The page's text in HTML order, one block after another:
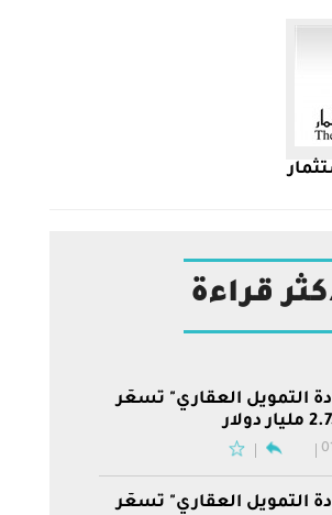
قراءة
التمويل العقاري" تسعّر
التمويل العقاري" تسعّر